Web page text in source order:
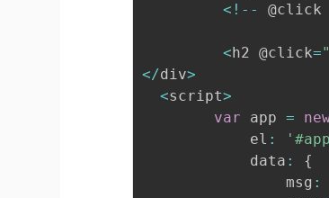
< ! -- @click
< h2 @click=
</div>
<script>
var app =
            el
:
            data
:
{
                msg
: